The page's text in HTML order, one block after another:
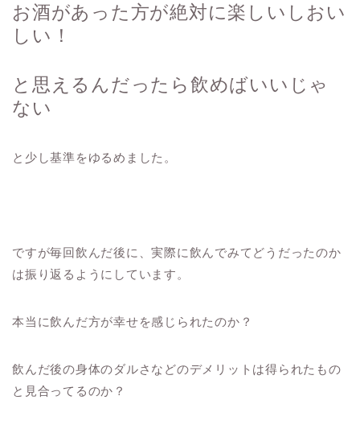
お酒があった方が絶対に楽しいしおい
しい！
と思えるんだったら飲めばいいじゃ
ない
と少し基準をゆるめました。
ですが毎回飲んだ後に、実際に飲んでみてどうだったのか
は振り返るようにしています。
本当に飲んだ方が幸せを感じられたのか？
飲んだ後の身体のダルさなどのデメリットは得られたもの
と見合ってるのか？